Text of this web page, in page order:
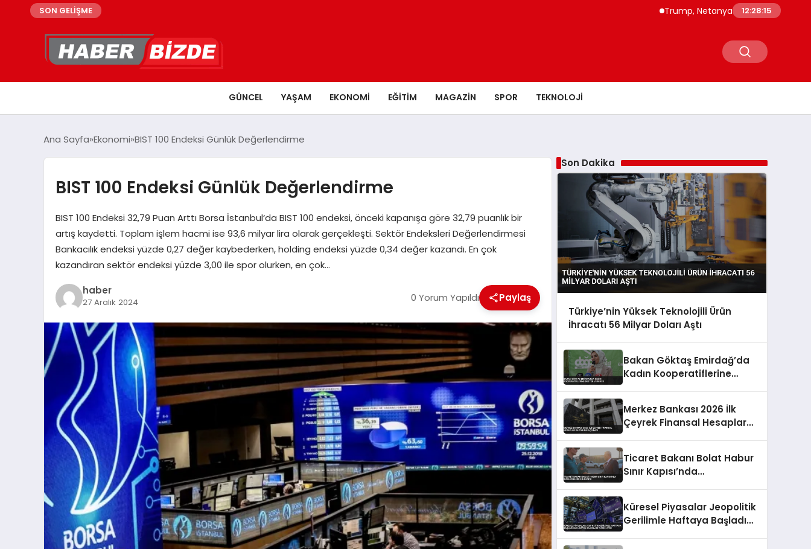
SON GELİŞME Trump, Netanyahu’ya İran12:28:16
GÜNCEL YAŞAM EKONOMI EĞITIM MAGAZIN SPOR TEKNOLOJI
Ana Sayfa Ekonomi BIST 100 Endeksi Günlük Değerlendirme
BIST 100 Endeksi Günlük Değerlendirme
BIST 100 Endeksi 32,79 Puan Arttı Borsa İstanbul‘da BIST 100 endeksi, önceki kapanışa göre 32,79 puanlık bir
artış kaydetti. Toplam işlem hacmi ise 93,6 milyar lira olarak gerçekleşti. Sektör Endeksleri Değerlendirmesi
Bankacılık endeksi yüzde 0,27 değer kaybederken, holding endeksi yüzde 0,34 değer kazandı. En çok
kazandıran sektör endeksi yüzde 3,00 ile spor olurken, en çok…
haber
27 Aralık 2024 0 Yorum Yapıldı Paylaş
Son Dakika
Türkiye’nin Yüksek Teknolojili Ürün
İhracatı 56 Milyar Doları Aştı
Bakan Göktaş Emirdağ’da
Kadın Kooperatiflerine
Merkez Bankası 2026 İlk
Çeyrek Finansal Hesaplar
Ticaret Bakanı Bolat Habur
Sınır Kapısı’nda
Küresel Piyasalar Jeopolitik
Gerilimle Haftaya Başladı